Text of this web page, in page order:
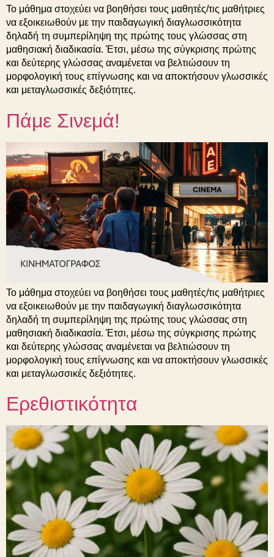
Το μάθημα στοχεύει να βοηθήσει τους μαθητές/τις μαθήτριες
να εξοικειωθούν με την παιδαγωγική διαγλωσσικότητα
δηλαδή τη συμπερίληψη της πρώτης τους γλώσσας στη
μαθησιακή διαδικασία. Έτσι, μέσω της σύγκρισης πρώτης
και δεύτερης γλώσσας αναμένεται να βελτιώσουν τη
μορφολογική τους επίγνωσης και να αποκτήσουν γλωσσικές
και μεταγλωσσικές δεξιότητες.
Πάμε Σινεμά!
Το μάθημα στοχεύει να βοηθήσει τους μαθητές/τις μαθήτριες
να εξοικειωθούν με την παιδαγωγική διαγλωσσικότητα
δηλαδή τη συμπερίληψη της πρώτης τους γλώσσας στη
μαθησιακή διαδικασία. Έτσι, μέσω της σύγκρισης πρώτης
και δεύτερης γλώσσας αναμένεται να βελτιώσουν τη
μορφολογική τους επίγνωσης και να αποκτήσουν γλωσσικές
και μεταγλωσσικές δεξιότητες.
Ερεθιστικότητα